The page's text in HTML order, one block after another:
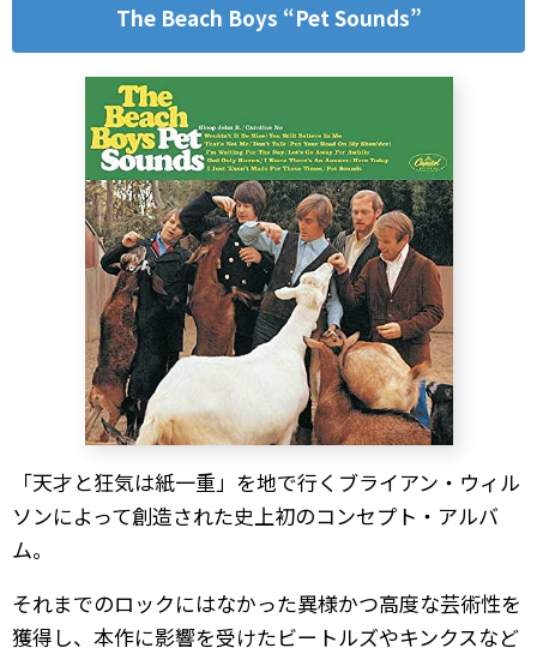
The Beach Boys “Pet Sounds”
「天才と狂気は紙一重」を地で行くブライアン・ウィル
ソンによって創造された史上初のコンセプト・アルバ
ム。
それまでのロックにはなかった異様かつ高度な芸術性を
獲得し、本作に影響を受けたビートルズやキンクスなど